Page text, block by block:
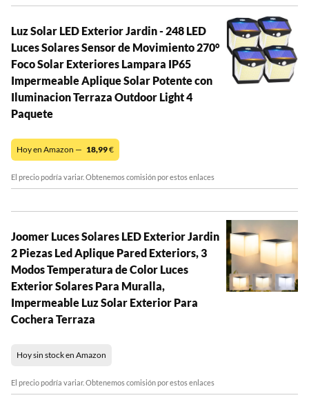
Luz Solar LED Exterior Jardin - 248 LED
Luces Solares Sensor de Movimiento 270°
Foco Solar Exteriores Lampara IP65
Impermeable Aplique Solar Potente con
Iluminacion Terraza Outdoor Light 4
Paquete
Hoy en Amazon — 18,99€
El precio podría variar. Obtenemos comisión por estos enlaces
Joomer Luces Solares LED Exterior Jardin
2 Piezas Led Aplique Pared Exteriors, 3
Modos Temperatura de Color Luces
Exterior Solares Para Muralla,
Impermeable Luz Solar Exterior Para
Cochera Terraza
Hoy sin stock en Amazon
El precio podría variar. Obtenemos comisión por estos enlaces